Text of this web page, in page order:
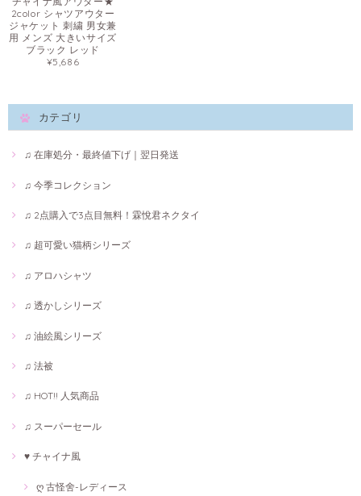
2color シャツアウター
ジャケット 刺繍 男女兼
用 メンズ 大きいサイズ
ブラック レッド
¥5,686
カテゴリ
♫ 在庫処分・最終値下げ｜翌日発送
♫ 今季コレクション
♫ 2点購入で3点目無料！霖悅君ネクタイ
♫ 超可愛い猫柄シリーズ
♫ アロハシャツ
♫ 透かしシリーズ
♫ 油絵風シリーズ
♫ 法被
♫ HOT!! 人気商品
♫ スーパーセール
♥ チャイナ風
ღ 古怪舍-レディース